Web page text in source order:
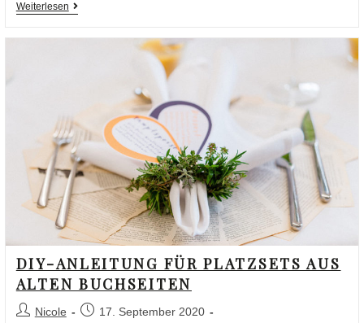
Weiterlesen
DIY-ANLEITUNG FÜR PLATZSETS AUS
ALTEN BUCHSEITEN
Nicole
17. September 2020